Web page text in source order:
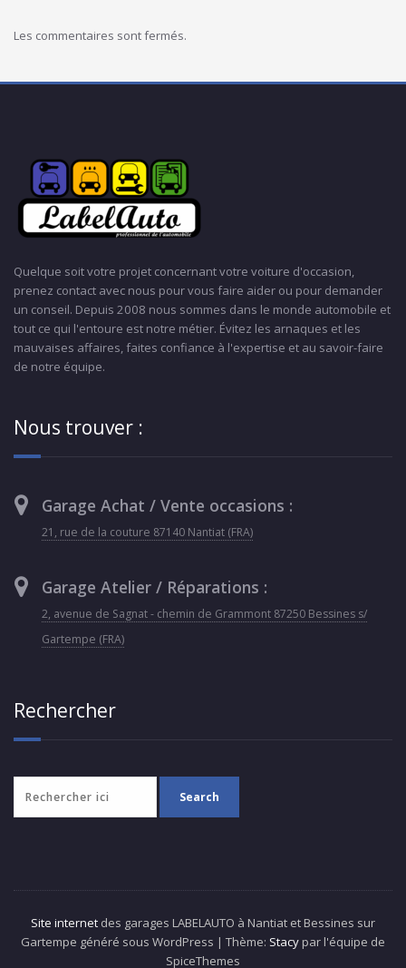
Les commentaires sont fermés.
Quelque soit votre projet concernant votre voiture d'occasion,
prenez contact avec nous pour vous faire aider ou pour demander
un conseil. Depuis 2008 nous sommes dans le monde automobile et
tout ce qui l'entoure est notre métier. Évitez les arnaques et les
mauvaises affaires, faites confiance à l'expertise et au savoir-faire
de notre équipe.
Nous trouver :
Garage Achat / Vente occasions :
21, rue de la couture 87140 Nantiat (FRA)
Garage Atelier / Réparations :
2, avenue de Sagnat - chemin de Grammont 87250 Bessines s/
Gartempe (FRA)
Rechercher
Site internet des garages LABELAUTO à Nantiat et Bessines sur
Gartempe généré sous WordPress | Thème: Stacy par l'équipe de
SpiceThemes